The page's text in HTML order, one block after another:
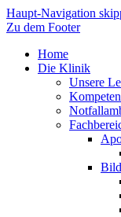
Haupt-Navigation
Zu dem Footer
Home
Die Klinik
Unsere